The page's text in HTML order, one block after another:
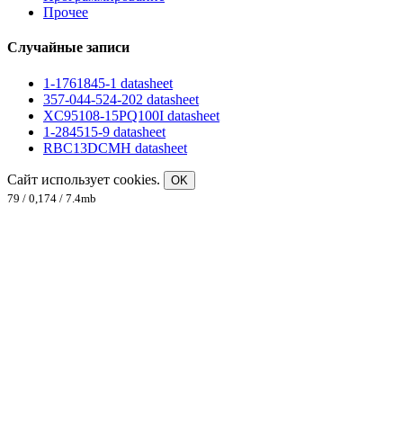
Прочее
Случайные записи
1-1761845-1 datasheet
357-044-524-202 datasheet
XC95108-15PQ100I datasheet
1-284515-9 datasheet
RBC13DCMH datasheet
Сайт использует cookies.
OK
79 / 0,174 / 7.4mb